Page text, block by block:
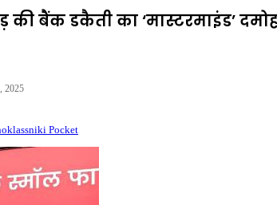
बैंक डकैती का ‘मास्टरमाइंड’
2025
Pocket